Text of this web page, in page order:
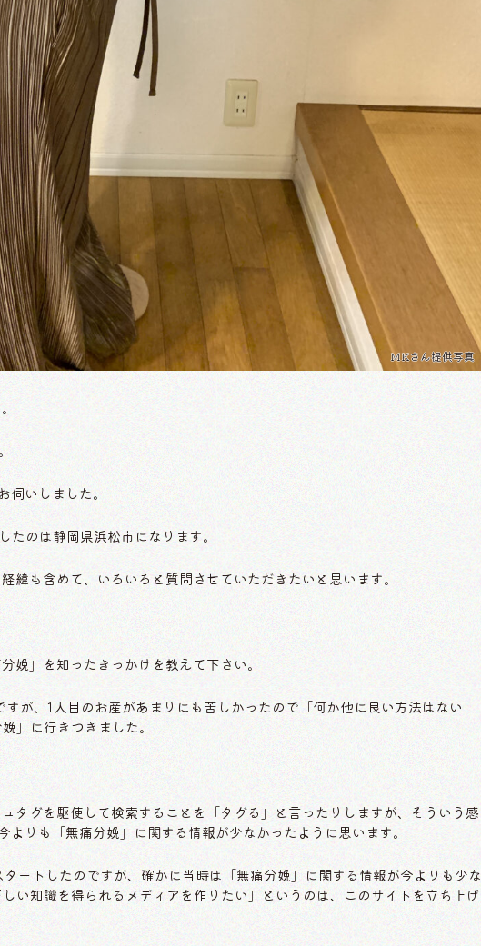
MKさん提供写真
いしました。
のは静岡県浜松市になります。
も含めて、いろいろと質問させていただきたいと思います。
」を知ったきっかけを教えて下さい。
すが、1人目のお産があまりにも苦しかったので「何か他に良い方法はない
」に行きつきました。
グを駆使して検索することを「タグる」と言ったりしますが、そういう感
りも「無痛分娩」に関する情報が少なかったように思います。
トしたのですが、確かに当時は「無痛分娩」に関する情報が今よりも少な
い知識を得られるメディアを作りたい」というのは、このサイトを立ち上げ